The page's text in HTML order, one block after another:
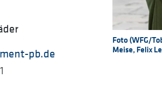
pb.de
Foto (WFG/
Meise, Felix